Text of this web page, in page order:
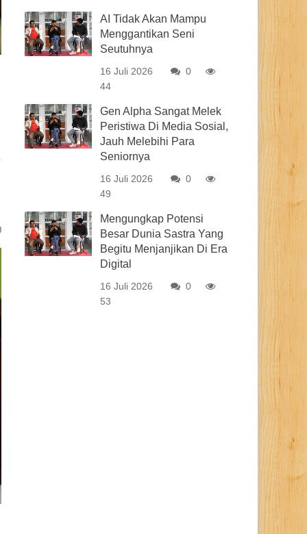
AI Tidak Akan Mampu
Menggantikan Seni
Seutuhnya
16 Juli 2026
0
44
Gen Alpha Sangat Melek
Peristiwa Di Media Sosial,
Jauh Melebihi Para
Seniornya
16 Juli 2026
0
49
Mengungkap Potensi
Besar Dunia Sastra Yang
Begitu Menjanjikan Di Era
Digital
16 Juli 2026
0
53